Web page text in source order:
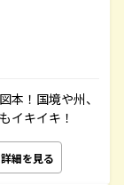
本！国境や州、
イキイキ！
詳細を見る